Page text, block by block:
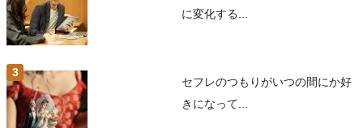
に変化する...
セフレのつもりがいつの間にか好
きになって...